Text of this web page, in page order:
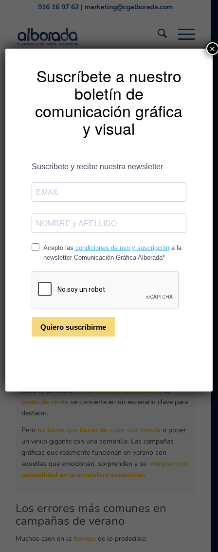
916 16 97 62| marketing@cgalborada.com
Destaca con tu
campaña de verano
Estás en: Inicio / CG Alborada / Destaca con tu campaña de verano
/ relacionado con comunicación gráfica,innovación
marketing
Verano en el punto de
venta: cómo captar
miradas cuando todos
piensan en desconectar
justo lo contrario:conectan más que nunca. Y el
punto de venta se convierte en un escenario clave para
destacar.
Pero no basta con llenar de color una tienda o poner
un vinilo gigante con una sombrilla. Las campañas
gráficas que realmente funcionan en verano son
aquellas que emocionan, sorprenden y se integran con
naturalidad en la atmósfera estacional.
Los errores más comunes en
campañas de verano
Muchos caen en latrampa de lo predecible:
Suscríbete a nuestro
boletín de
comunicación gráfica
y visual
✕